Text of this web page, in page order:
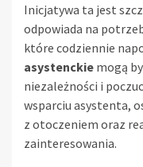
Inicjatywa ta jest
odpowiada na
które codziennie
asystenckie mogą
niezależności i
wsparciu asystenta,
z otoczeniem oraz
zainteresowania.